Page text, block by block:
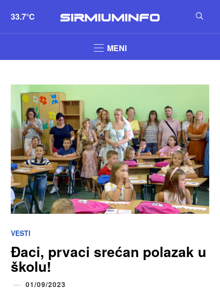
33.7°C
MENI
VESTI
Đaci, prvaci srećan polazak u
školu!
01/09/2023